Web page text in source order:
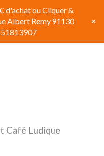
Café Ludique
d'achat ou Cliquer &
Albert Remy 91130
+